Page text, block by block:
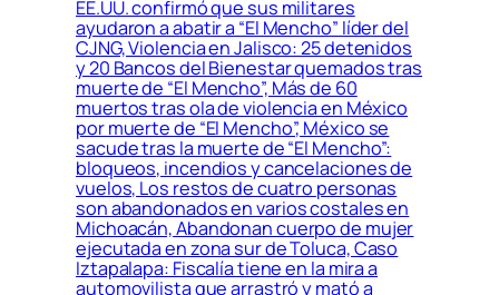
EE.UU. confirmó que sus militares
ayudaron a abatir a “El Mencho” líder del
CJNG, Violencia en Jalisco: 25 detenidos
y 20 Bancos del Bienestar quemados tras
muerte de “El Mencho”, Más de 60
muertos tras ola de violencia en México
por muerte de “El Mencho”, México se
sacude tras la muerte de “El Mencho”:
bloqueos, incendios y cancelaciones de
vuelos, Los restos de cuatro personas
son abandonados en varios costales en
Michoacán, Abandonan cuerpo de mujer
ejecutada en zona sur de Toluca, Caso
Iztapalapa: Fiscalía tiene en la mira a
automovilista que arrastró y mató a